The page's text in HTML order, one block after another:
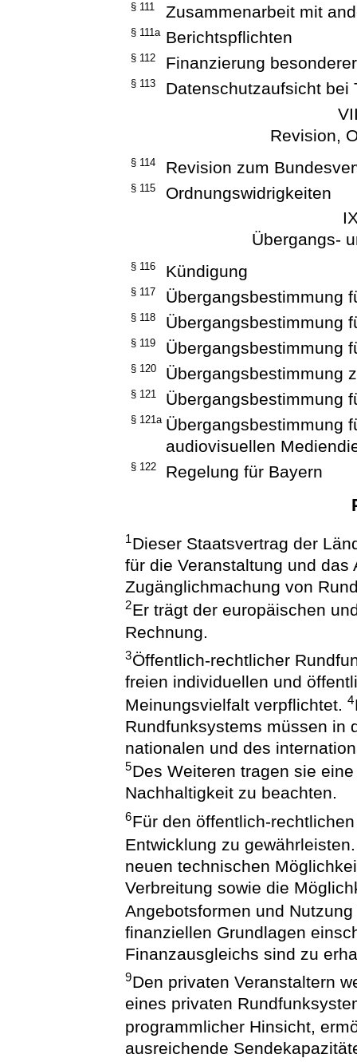
§ 111 Zusammenarbeit mit
§ 111a Berichtspflichten
§ 112 Finanzierung
§ 113
Datenschutzaufsicht bei
Revision,
§ 114 Revision zum
§ 115
Ordnungswidrigkeiten
Übergangs-
§ 116 Kündigung
§ 117 Übergangsbestimmung
§ 118 Übergangsbestimmung
§ 119 Übergangsbestimmung
§ 120 Übergangsbestimmung
§ 121 Übergangsbestimmung
§ 121a Übergangsbestimmung
audiovisuellen
§ 122 Regelung für Bayern
1Dieser Staatsvertrag der
für die Veranstaltung und
Zugänglichmachung von
2Er trägt der europäischen
Rechnung.
3Öffentlich-rechtlicher
freien individuellen und
Meinungsvielfalt verpflichtet.4
Rundfunksystems müssen in
nationalen und des
5Des Weiteren tragen sie
Nachhaltigkeit zu beachten.
6Für den öffentlich-
Entwicklung zu
neuen technischen
Verbreitung sowie die
Angebotsformen und
finanziellen Grundlagen
Finanzausgleichs sind zu
9Den privaten Veranstaltern
eines privaten
programmlicher Hinsicht,
ausreichende